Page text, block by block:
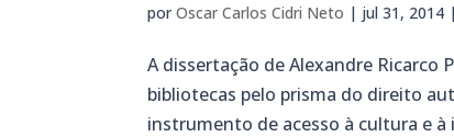
porOscar Carlos Cidri Neto | jul 31, 2014 |
A dissertação de Alexandre
bibliotecas pelo prisma do direito
instrumento de acesso à cultura e à